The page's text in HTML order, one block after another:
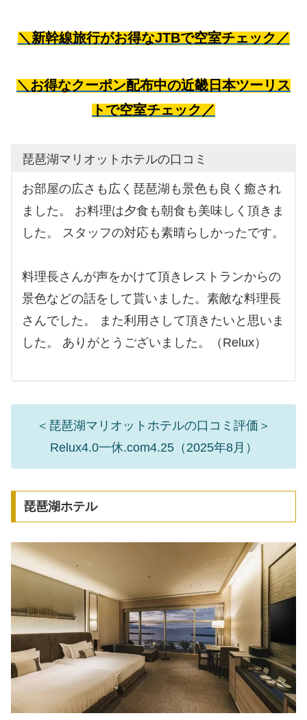
＼新幹線旅行がお得なJTBで空室チェック／
＼お得なクーポン配布中の近畿日本ツーリス
トで空室チェック／
琵琶湖マリオットホテルの口コミ
お部屋の広さも広く琵琶湖も景色も良く癒され
ました。 お料理は夕食も朝食も美味しく頂きま
した。 スタッフの対応も素晴らしかったです。
料理長さんが声をかけて頂きレストランからの
景色などの話をして貰いました。素敵な料理長
さんでした。 また利用さして頂きたいと思いま
した。 ありがとうございました。（Relux）
＜琵琶湖マリオットホテルの口コミ評価＞
Relux4.0一休.com4.25（2025年8月）
琵琶湖ホテル